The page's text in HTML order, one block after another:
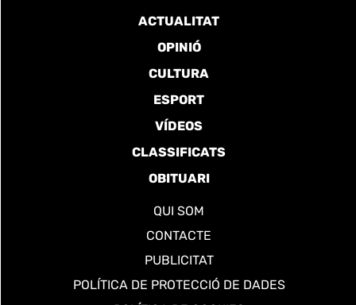
ACTUALITAT
OPINIÓ
CULTURA
ESPORT
VÍDEOS
CLASSIFICATS
OBITUARI
QUI SOM
CONTACTE
PUBLICITAT
POLÍTICA DE PROTECCIÓ DE DADES